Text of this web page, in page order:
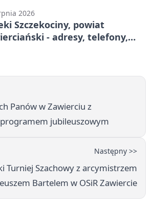
2026
Szczekociny, powiat
- adresy, telefony,
Panów w Zawierciu z
jubileuszowym
Następny >>
Turniej Szachowy z arcymistrzem
Bartelem w OSiR Zawiercie